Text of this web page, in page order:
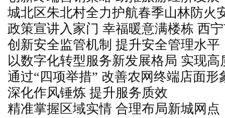
城北区朱北村全力护航春季山林防火
政策宣讲入家门 幸福暖意满楼栋 西
村“幸福里”开展中央一号文件宣讲活
创新安全监管机制 提升安全管理水平
以数字化转型服务新发展格局 实现高
通过“四项举措” 改善农网终端店面形
深化作风锤炼 提升服务质效
精准掌握区域实情 合理布局新城网点